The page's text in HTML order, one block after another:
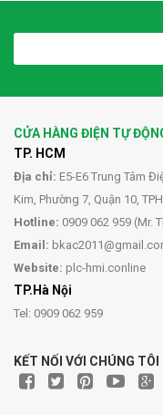
CỬA HÀNG ĐIỆN TỰ
TP. HCM
Địa chỉ: E5-E6 Trung Tâm
Kim, Phường 7, Quận 10,
Hotline: 0909 062 959 (Mr.
Email:
Website: plc-hmi.conline
TP.Hà Nội
Tel: 0909 062 959
KẾT NỐI VỚI CHÚNG TÔI